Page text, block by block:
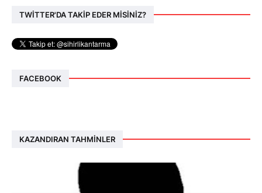
TWİTTER'DA TAKİP EDER MİSİNİZ?
FACEBOOK
KAZANDIRAN TAHMINLER